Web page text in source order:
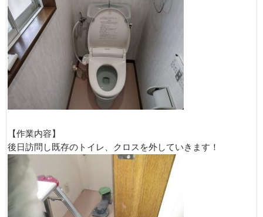
【作業内容】
後日訪問し既存のトイレ、クロスを外していきます！